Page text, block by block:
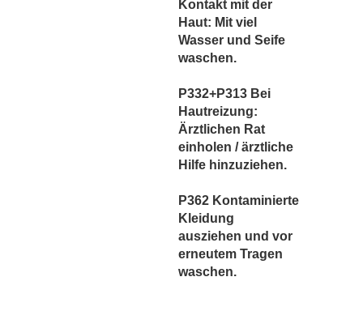
Kontakt mit der
Haut: Mit viel
Wasser und Seife
waschen.
P332+P313 Bei
Hautreizung:
Ärztlichen Rat
einholen / ärztliche
Hilfe hinzuziehen.
P362 Kontaminierte
Kleidung
ausziehen und vor
erneutem Tragen
waschen.